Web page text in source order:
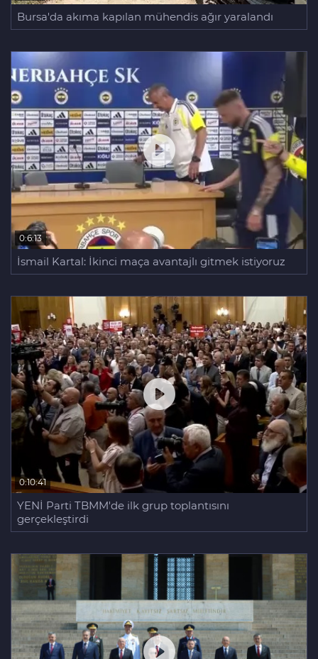
Bursa'da akıma kapılan mühendis ağır yaralandı
0:6:13
İsmail Kartal: İkinci maça avantajlı gitmek istiyoruz
0:10:41
YENİ Parti TBMM'de ilk grup toplantısını
gerçekleştirdi